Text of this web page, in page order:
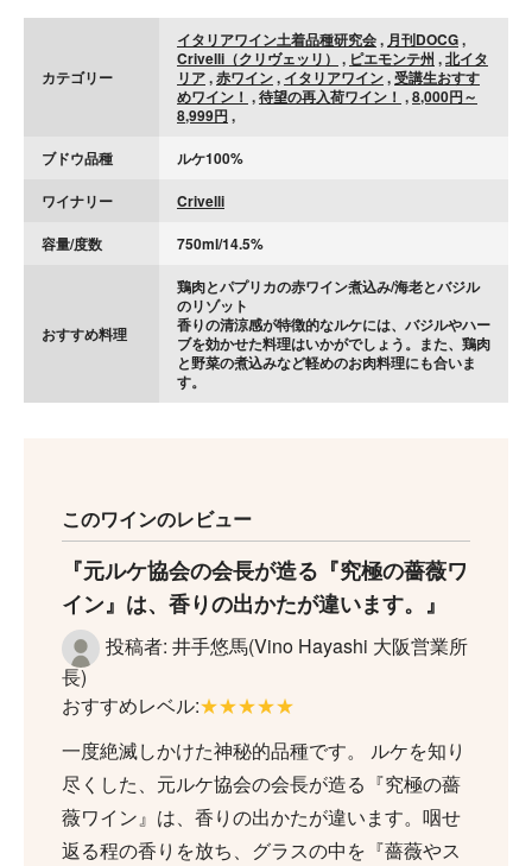
カテゴリー
イタリアワイン土着品種研究会, 月刊DOCG,
Crivelli（クリヴェッリ） , ピエモンテ州 ,北イタ
リア,赤ワイン, イタリアワイン,受講生おすす
めワイン！ ,待望の再入荷ワイン！ ,8,000円～
8,999円 ,
ブドウ品種
ルケ100%
ワイナリー
Crivelli
容量/度数
750ml/14.5%
おすすめ料理
鶏肉とパプリカの赤ワイン煮込み/海老とバジル
のリゾット
香りの清涼感が特徴的なルケには、バジルやハー
ブを効かせた料理はいかがでしょう。また、鶏肉
と野菜の煮込みなど軽めのお肉料理にも合いま
す。
このワインのレビュー
元ルケ協会の会長が造る『究極の薔薇ワ
イン』は、香りの出かたが違います。
投稿者: 井手悠馬(Vino Hayashi 大阪営業所
長)
おすすめレベル:★★★★★
一度絶滅しかけた神秘的品種です。 ルケを知り
尽くした、元ルケ協会の会長が造る『究極の薔
薇ワイン』は、香りの出かたが違います。咽せ
返る程の香りを放ち、グラスの中を『薔薇やス